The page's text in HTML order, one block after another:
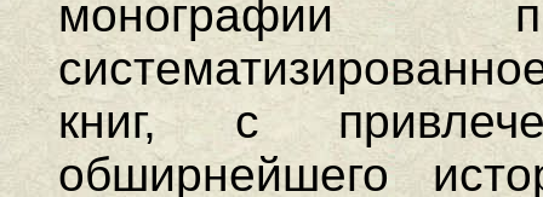
монографии
книг, с
обширнейшего